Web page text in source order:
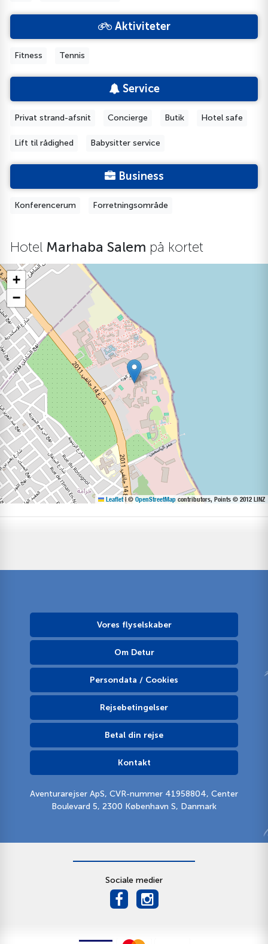
Aktiviteter
Fitness Tennis
Service
Privat strand-afsnit Concierge Butik Hotel safe
Lift til rådighed Babysitter service
Business
Konferencerum Forretningsområde
Hotel Marhaba Salem på kortet
+
−
Leaflet |© OpenStreetMap contributors, Points © 2012 LINZ
Vores flyselskaber
Om Detur
Persondata / Cookies
Rejsebetingelser
Betal din rejse
Kontakt
Aventurarejser ApS, CVR-nummer 41958804, Center
Boulevard 5, 2300 København S, Danmark
Sociale medier